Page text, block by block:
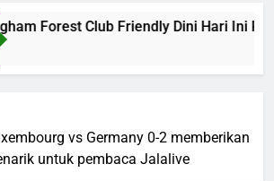
Forest Club Friendly Dini Hari Ini
vs Germany 0-2 memberikan
untuk pembaca Jalalive